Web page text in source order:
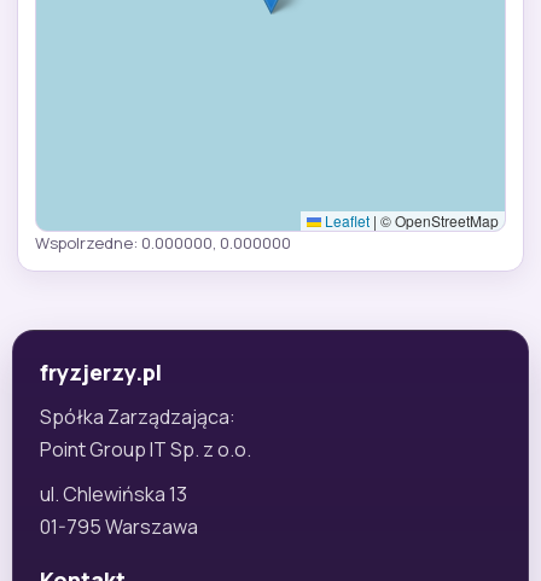
Leaflet | © OpenStreetMap
Wspolrzedne: 0.000000, 0.000000
fryzjerzy.pl
Spółka Zarządzająca:
Point Group IT Sp. z o.o.
ul. Chlewińska 13
01-795 Warszawa